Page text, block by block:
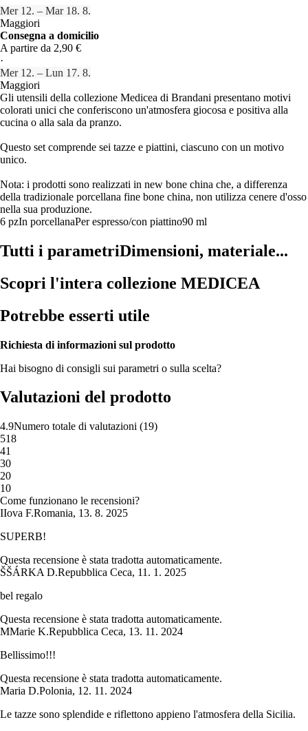
Mer 12. – Mar 18. 8.
Maggiori
Consegna a domicilio
A partire da 2,90 €
·
Mer 12. – Lun 17. 8.
Maggiori
Gli utensili della collezione Medicea di Brandani presentano motivi
colorati unici che conferiscono un'atmosfera giocosa e positiva alla
cucina o alla sala da pranzo.
Questo set comprende sei tazze e piattini, ciascuno con un motivo
unico.
Nota: i prodotti sono realizzati in new bone china che, a differenza
della tradizionale porcellana fine bone china, non utilizza cenere d'osso
nella sua produzione.
6 pzIn porcellanaPer espresso/con piattino90 ml
Tutti i parametriDimensioni, materiale...
Scopri l'intera collezione MEDICEA
Potrebbe esserti utile
Richiesta di informazioni sul prodotto
Hai bisogno di consigli sui parametri o sulla scelta?
Valutazioni del prodotto
4.9Numero totale di valutazioni (19)
518
41
30
20
10
Come funzionano le recensioni?
IIova F.Romania, 13. 8. 2025
SUPERB!
Questa recensione è stata tradotta automaticamente.
ŠŠÁRKA D.Repubblica Ceca, 11. 1. 2025
bel regalo
Questa recensione è stata tradotta automaticamente.
MMarie K.Repubblica Ceca, 13. 11. 2024
Bellissimo!!!
Questa recensione è stata tradotta automaticamente.
Maria D.Polonia, 12. 11. 2024
Le tazze sono splendide e riflettono appieno l'atmosfera della Sicilia.